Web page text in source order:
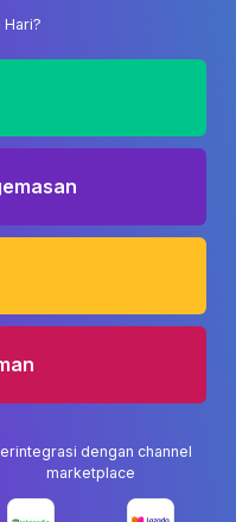
Hari?
dengan channel
marketplace